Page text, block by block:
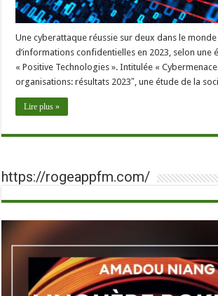
Une cyberattaque réussie sur deux dans le
d’informations confidentielles en 2023, selon une
« Positive Technologies ». Intitulée «
organisations: résultats 2023″, une étude de la
Lire plus »
https://rogeappfm.com/